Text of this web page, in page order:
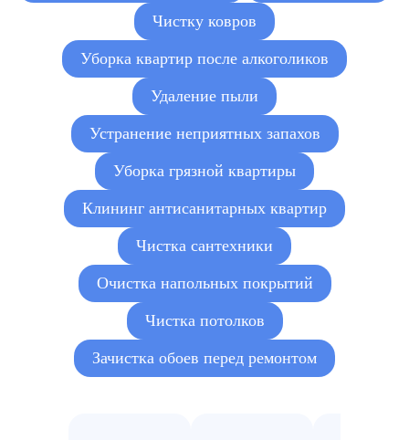
Чистку ковров
Уборка квартир после алкоголиков
Удаление пыли
Устранение неприятных запахов
Уборка грязной квартиры
Клининг антисанитарных квартир
Чистка сантехники
Очистка напольных покрытий
Чистка потолков
Зачистка обоев перед ремонтом